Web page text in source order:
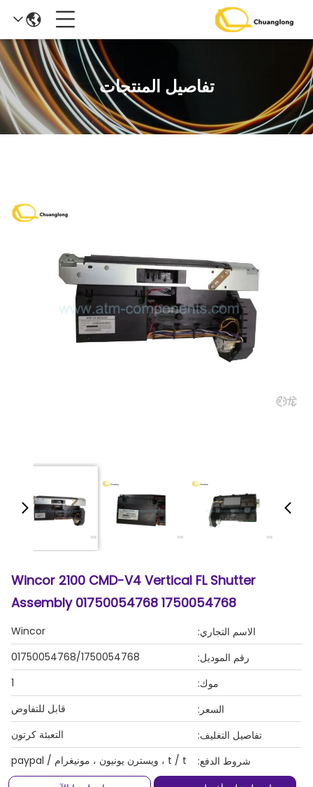
تفاصيل المنتجات
Wincor 2100 CMD-V4 Vertical FL Shutter
Assembly 01750054768 1750054768
الاسم التجاري:
Wincor
رقم الموديل:
01750054768/1750054768
موك:
1
السعر:
قابل للتفاوض
تفاصيل التغليف:
التعبئة كرتون
شروط الدفع:
t / t ، ويسترن يونيون ، مونيغرام / paypal